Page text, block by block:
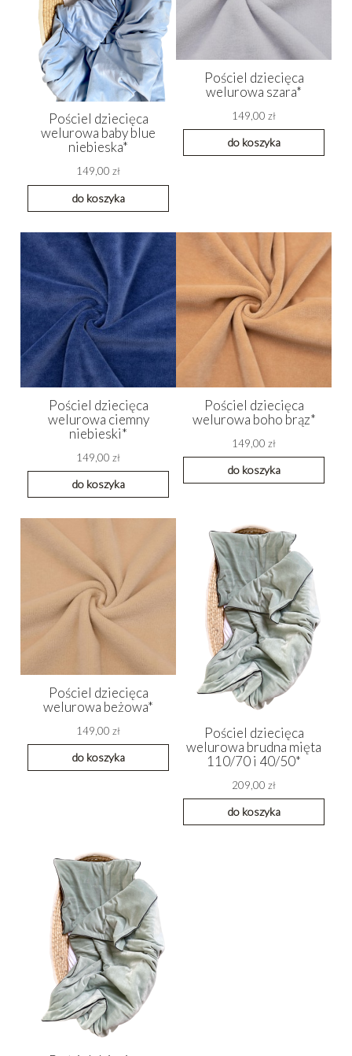
Pościel dziecięca
welurowa baby blue
niebieska*
149,00 zł
do koszyka
Pościel dziecięca
welurowa szara*
149,00 zł
do koszyka
Pościel dziecięca
welurowa ciemny
niebieski*
149,00 zł
do koszyka
Pościel dziecięca
welurowa boho brąz*
149,00 zł
do koszyka
Pościel dziecięca
welurowa beżowa*
149,00 zł
do koszyka
Pościel dziecięca
welurowa brudna mięta
110/70 i 40/50*
209,00 zł
do koszyka